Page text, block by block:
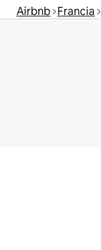
Airbnb Francia